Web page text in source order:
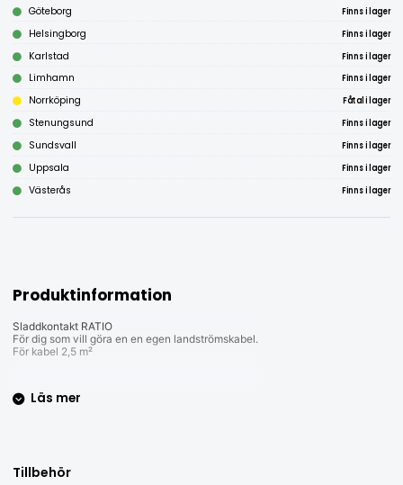
Göteborg Finns i lager
Helsingborg Finns i lager
Karlstad Finns i lager
Limhamn Finns i lager
Norrköping Fåtal i lager
Stenungsund Finns i lager
Sundsvall Finns i lager
Uppsala Finns i lager
Västerås Finns i lager
Produktinformation
Sladdkontakt RATIO
För dig som vill göra en en egen landströmskabel.
För kabel 2,5 m²
Läs mer
Tillbehör